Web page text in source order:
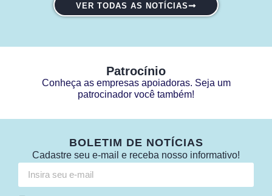
VER TODAS AS NOTÍCIAS
Patrocínio
Conheça as empresas apoiadoras. Seja um
patrocinador você também!
BOLETIM DE NOTÍCIAS
Cadastre seu e-mail e receba nosso informativo!